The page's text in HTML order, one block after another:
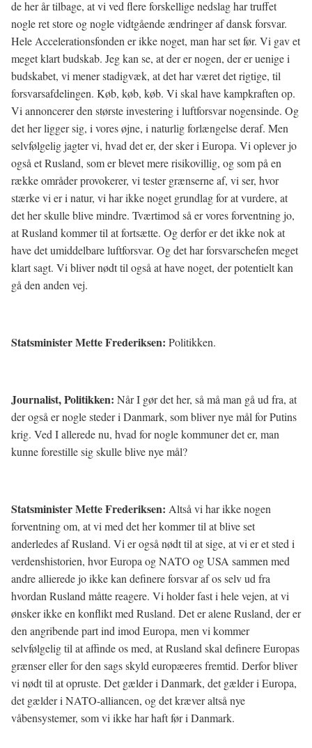
de her år tilbage, at vi ved flere forskellige nedslag har truffet
nogle ret store og nogle vidtgående ændringer af dansk forsvar.
Hele Accelerationsfonden er ikke noget, man har set før. Vi gav et
meget klart budskab. Jeg kan se, at der er nogen, der er uenige i
budskabet, vi mener stadigvæk, at det har været det rigtige, til
forsvarsafdelingen. Køb, køb, køb. Vi skal have kampkraften op.
Vi annoncerer den største investering i luftforsvar nogensinde. Og
det her ligger sig, i vores øjne, i naturlig forlængelse deraf. Men
selvfølgelig jagter vi, hvad det er, der sker i Europa. Vi oplever jo
også et Rusland, som er blevet mere risikovillig, og som på en
række områder provokerer, vi tester grænserne af, vi ser, hvor
stærke vi er i natur, vi har ikke noget grundlag for at vurdere, at
det her skulle blive mindre. Tværtimod så er vores forventning jo,
at Rusland kommer til at fortsætte. Og derfor er det ikke nok at
have det umiddelbare luftforsvar. Og det har forsvarschefen meget
klart sagt. Vi bliver nødt til også at have noget, der potentielt kan
gå den anden vej.
Statsminister Mette Frederiksen: Politikken.
Journalist, Politikken: Når I gør det her, så må man gå ud fra, at
der også er nogle steder i Danmark, som bliver nye mål for Putins
krig. Ved I allerede nu, hvad for nogle kommuner det er, man
kunne forestille sig skulle blive nye mål?
Statsminister Mette Frederiksen: Altså vi har ikke nogen
forventning om, at vi med det her kommer til at blive set
anderledes af Rusland. Vi er også nødt til at sige, at vi er et sted i
verdenshistorien, hvor Europa og NATO og USA sammen med
andre allierede jo ikke kan definere forsvar af os selv ud fra
hvordan Rusland måtte reagere. Vi holder fast i hele vejen, at vi
ønsker ikke en konflikt med Rusland. Det er alene Rusland, der er
den angribende part ind imod Europa, men vi kommer
selvfølgelig til at affinde os med, at Rusland skal definere Europas
grænser eller for den sags skyld europæeres fremtid. Derfor bliver
vi nødt til at opruste. Det gælder i Danmark, det gælder i Europa,
det gælder i NATO-alliancen, og det kræver altså nye
våbensystemer, som vi ikke har haft før i Danmark.